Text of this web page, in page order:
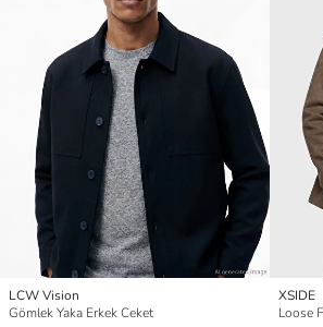
LCW Vision
Gömlek Yaka Erkek Ceket
XSIDE